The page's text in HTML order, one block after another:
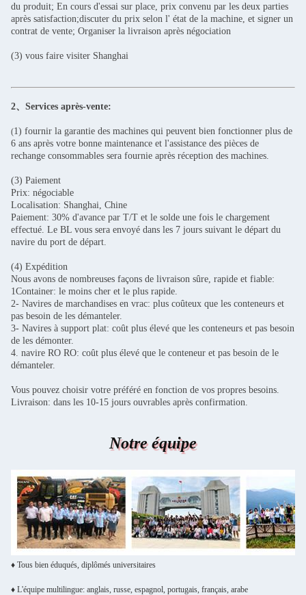
du produit; En cours d'essai sur place, prix convenu par les deux parties
après satisfaction;discuter du prix selon l' état de la machine, et signer un
contrat de vente; Organiser la livraison après négociation
(3) vous faire visiter Shanghai
2、Services après-vente:
(1) fournir la garantie des machines qui peuvent bien fonctionner plus de
6 ans après votre bonne maintenance et l'assistance des pièces de
rechange consommables sera fournie après réception des machines.
(3) Paiement
Prix: négociable
Localisation: Shanghai, Chine
Paiement: 30% d'avance par T/T et le solde une fois le chargement
effectué. Le BL vous sera envoyé dans les 7 jours suivant le départ du
navire du port de départ.
(4) Expédition
Nous avons de nombreuses façons de livraison sûre, rapide et fiable:
1Container: le moins cher et le plus rapide.
2- Navires de marchandises en vrac: plus coûteux que les conteneurs et
pas besoin de les démanteler.
3- Navires à support plat: coût plus élevé que les conteneurs et pas besoin
de les démonter.
4. navire RO RO: coût plus élevé que le conteneur et pas besoin de le
démanteler.
Vous pouvez choisir votre préféré en fonction de vos propres besoins.
Livraison: dans les 10-15 jours ouvrables après confirmation.
Notre équipe
♦ Tous bien éduqués, diplômés universitaires
♦ L'équipe multilingue: anglais, russe, espagnol, portugais, français, arabe